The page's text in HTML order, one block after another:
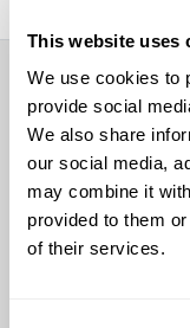
This website uses
We use cookies to
provide social
We also share
our social media,
may combine it
provided to them
of their services.
Servizi
Pneumatici